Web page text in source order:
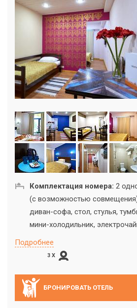
Комплектация номера: 2
(с возможностью
диван-софа, стол, стулья,
мини-холодильник,
Подробнее
3 X
БРОНИРОВАТЬ ОТЕЛЬ